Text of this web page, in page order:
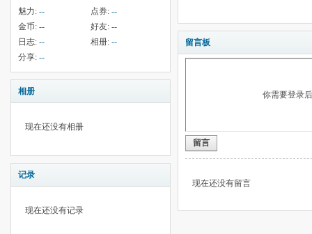
魅力: -- 点券: --
金币: -- 好友: --
日志: -- 相册: --
分享: --
相册
现在还没有相册
记录
现在还没有记录
留言板
你需要登录
留言
现在还没有留言